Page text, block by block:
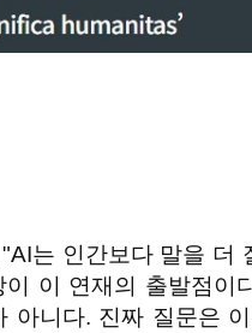
는 인간보다 말을 더
이 연재의 출발점이
아니다. 진짜 질문은